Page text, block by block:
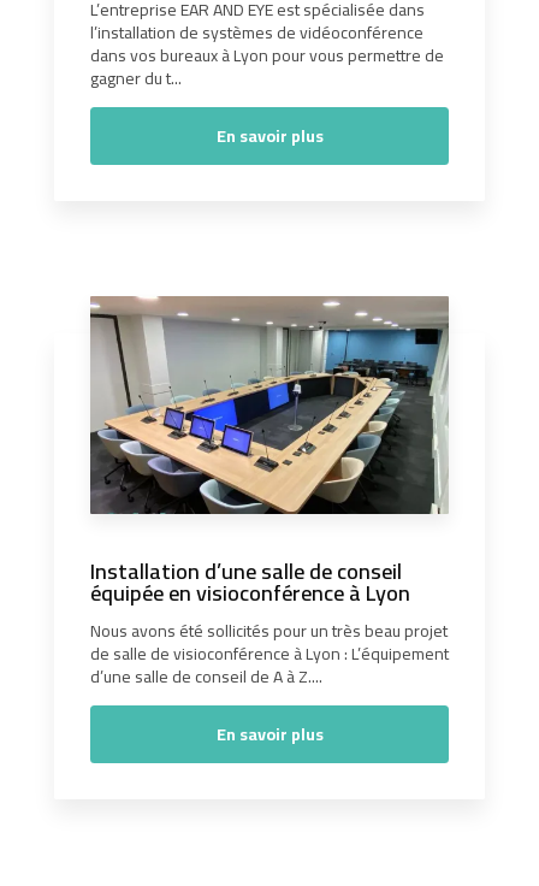
L’entreprise EAR AND EYE est spécialisée dans
l’installation de systèmes de vidéoconférence
dans vos bureaux à Lyon pour vous permettre de
gagner du t...
En savoir plus
Installation d’une salle de conseil
équipée en visioconférence à Lyon
Nous avons été sollicités pour un très beau projet
de salle de visioconférence à Lyon : L’équipement
d’une salle de conseil de A à Z....
En savoir plus